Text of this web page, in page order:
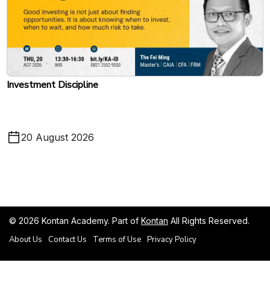
Investment Discipline
20 August 2026
© 2026 Kontan Academy. Part of Kontan All Rights Reserved.
About Us Contact Us Terms of Use Privacy Policy